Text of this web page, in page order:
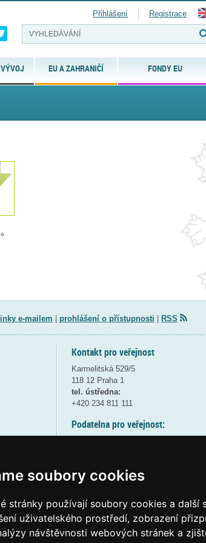
soubory cookies
stránky používají soubory cookies a další
uživatelského prostředí, zobrazení
návštěvnosti webových stránek a
EU A ZAHRANIČÍ FONDY EU
Přihlášení Registrace
e-mailem prohlášení o přístupnosti RSS
Kontakt pro veřejnost
Karmelitská 529/5
118 12 Praha 1
tel. ústředna:
+420 234 811 111
Podatelna pro veřejnost:
(více informací
Elektronická podatelna:
posta@msmtgov cz